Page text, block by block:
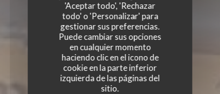
'Aceptar todo', 'Rechazar
todo' o 'Personalizar' para
gestionar sus preferencias.
Puede cambiar sus opciones
en cualquier momento
haciendo clic en el icono de
cookie en la parte inferior
izquierda de las páginas del
sitio.